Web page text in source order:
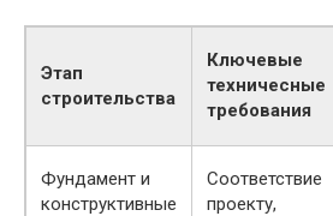
Этап
строительства
Ключевые
техничесные
требования
Фундамент и
конструктивные
Соответствие
проекту,